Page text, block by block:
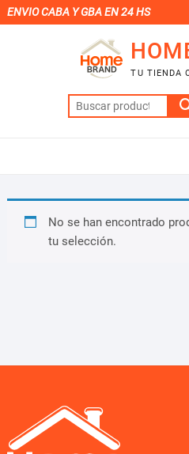
Saltar
al
ENVIO CABA Y GBA EN 24 HS
TU TIENDA
por:
No se han encontrado
tu selección.